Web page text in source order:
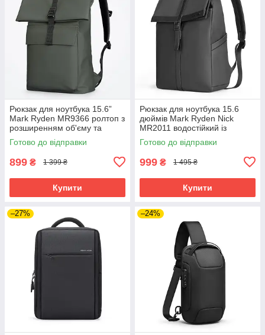
Рюкзак для ноутбука 15.6”
Mark Ryden MR9366 ролтоп з
розширенням об'єму та
захистом від вологи
(Зелений)
Готово до відправки
899 ₴ 1 399 ₴
Купити
Рюкзак для ноутбука 15.6
дюймів Mark Ryden Nick
MR2011 водостійкий із
зовнішніми кишенями
(Чорний)
Готово до відправки
999 ₴ 1 495 ₴
Купити
–27% –24%